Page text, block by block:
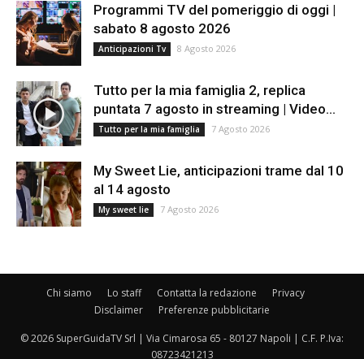
Programmi TV del pomeriggio di oggi |
sabato 8 agosto 2026
Anticipazioni Tv 8 Agosto 2026
Tutto per la mia famiglia 2, replica
puntata 7 agosto in streaming | Video...
Tutto per la mia famiglia 7 Agosto 2026
My Sweet Lie, anticipazioni trame dal 10
al 14 agosto
My sweet lie 7 Agosto 2026
Chi siamo Lo staff Contatta la redazione
Privacy
Disclaimer
Preferenze pubblicitarie
© 2026 SuperGuidaTV Srl | Via Cimarosa 65 - 80127 Napoli | C.F. P.Iva:
08723421213